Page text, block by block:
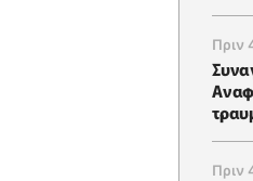
Πριν
Πριν